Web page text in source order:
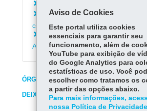
Inscrever-se no Processo Seletivo
colégios da Polícia Militar do Paraná
Conhecer o programa de
Abandono Escolar
ÓRGÃO RESPONSÁVEL
DEIXE SUA OPINIÃO
Aviso de Cookies
Este portal utiliza cookies
essenciais para garantir seu
funcionamento, além de
YouTube para exibição de
do Google Analytics para
estatísticas de uso. Você
escolher como tratamos os
a partir das opções abaixo.
Para mais informações,
nossa Política de